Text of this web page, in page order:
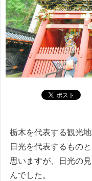
栃木を代表する観光地
日光を代表するもの
思いますが、日光の
んでした。